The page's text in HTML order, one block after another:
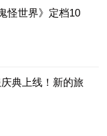
怪世界》定档10
典上线！新的旅